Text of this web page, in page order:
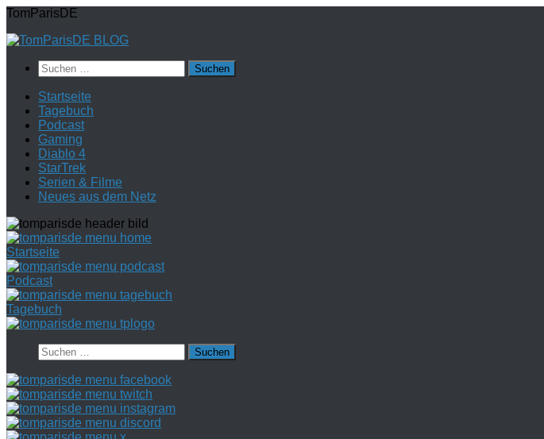
Zum
springen
TomParisDE
Suchen
nach:
Startseite
Tagebuch
Podcast
Gaming
Diablo 4
StarTrek
Serien & Filme
Neues aus dem Netz
Startseite
Podcast
Tagebuch
Suchen
nach: